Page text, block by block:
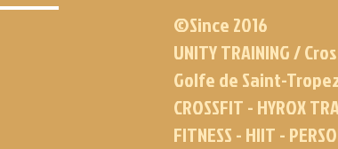
©Since 2016
UNITY TRAINING /
Golfe de Saint-Tropez
CROSSFIT - HYROX
FITNESS - HIIT -